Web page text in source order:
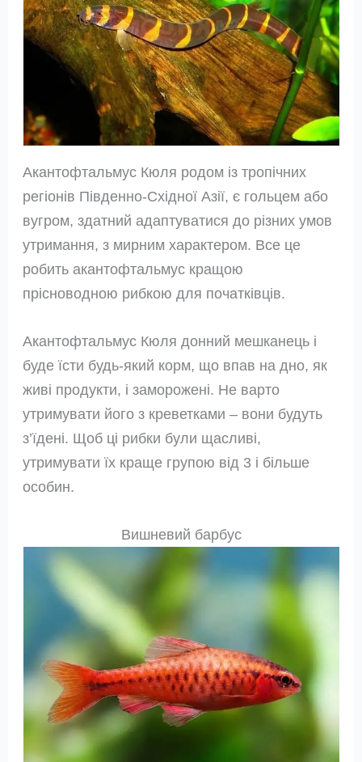
Акантофтальмус Кюля родом із тропічних
регіонів Південно-Східної Азії, є гольцем або
вугром, здатний адаптуватися до різних умов
утримання, з мирним характером. Все це
робить акантофтальмус кращою
прісноводною рибкою для початківців.
Акантофтальмус Кюля донний мешканець і
буде їсти будь-який корм, що впав на дно, як
живі продукти, і заморожені. Не варто
утримувати його з креветками – вони будуть
з’їдені. Щоб ці рибки були щасливі,
утримувати їх краще групою від 3 і більше
особин.
Вишневий барбус